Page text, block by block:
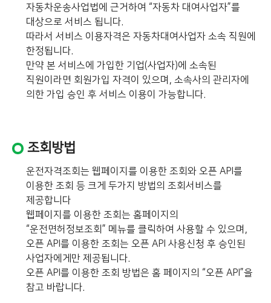
자동차운송사업법에 근거하여 “자동차 대여사업자”를
대상으로 서비스 됩니다.
따라서 서비스 이용자격은 자동차대여사업자 소속 직원에
한정됩니다.
만약 본 서비스에 가입한 기업(사업자)에 소속된
직원이라면 회원가입 자격이 있으며, 소속사의 관리자에
의한 가입 승인 후 서비스 이용이 가능합니다.
조회방법
운전자격조회는 웹페이지를 이용한 조회와 오픈 API를
이용한 조회 등 크게 두가지 방법의 조회서비스를
제공합니다
웹페이지를 이용한 조회는 홈페이지의
“운전면허정보조회” 메뉴를 클릭하여 사용할 수 있으며,
오픈 API를 이용한 조회는 오픈 API 사용신청 후 승인된
사업자에게만 제공됩니다.
오픈 API를 이용한 조회 방법은 홈 페이지의 “오픈 API”을
참고 바랍니다.